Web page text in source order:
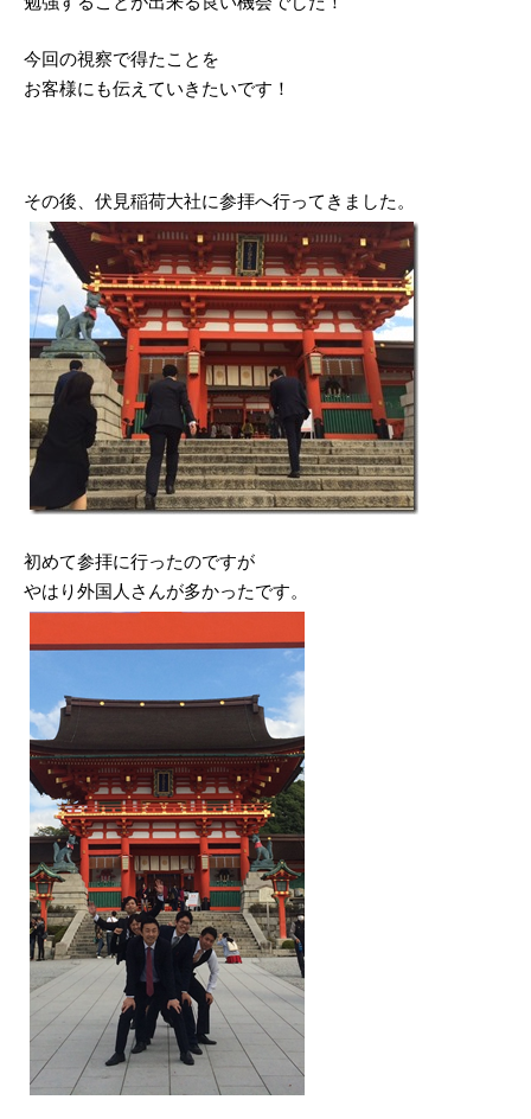
今回の視察で得たことを
お客様にも伝えていきたいです！
その後、伏見稲荷大社に参拝へ行ってきました。
初めて参拝に行ったのですが
やはり外国人さんが多かったです。